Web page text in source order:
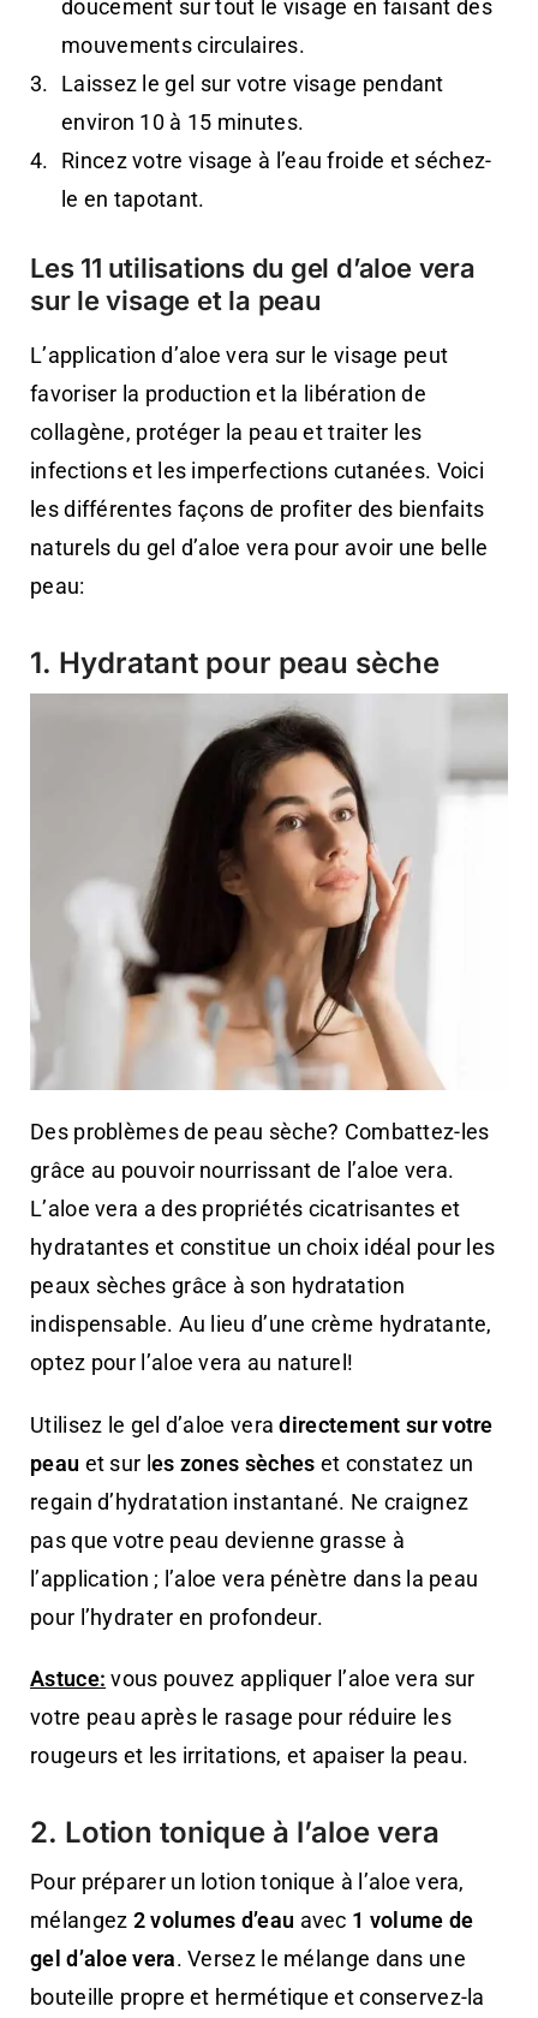
doucement sur tout le visage en faisant des
mouvements circulaires.
Laissez le gel sur votre visage pendant
environ 10 à 15 minutes.
Rincez votre visage à l’eau froide et séchez-
le en tapotant.
Les 11 utilisations du gel d’aloe vera
sur le visage et la peau
L’application d’aloe vera sur le visage peut
favoriser la production et la libération de
collagène, protéger la peau et traiter les
infections et les imperfections cutanées. Voici
les différentes façons de profiter des bienfaits
naturels du gel d’aloe vera pour avoir une belle
peau:
1. Hydratant pour peau sèche
Des problèmes de peau sèche? Combattez-les
grâce au pouvoir nourrissant de l’aloe vera.
L’aloe vera a des propriétés cicatrisantes et
hydratantes et constitue un choix idéal pour les
peaux sèches grâce à son hydratation
indispensable. Au lieu d’une crème hydratante,
optez pour l’aloe vera au naturel!
Utilisez le gel d’aloe veradirectement sur votre
peau et sur les zones sèches et constatez un
regain d’hydratation instantané. Ne craignez
pas que votre peau devienne grasse à
l’application ; l’aloe vera pénètre dans la peau
pour l’hydrater en profondeur.
Astuce: vous pouvez appliquer l’aloe vera sur
votre peau après le rasage pour réduire les
rougeurs et les irritations, et apaiser la peau.
2. Lotion tonique à l’aloe vera
Pour préparer un lotion tonique à l’aloe vera,
mélangez 2 volumes d’eau avec 1 volume de
gel d’aloe vera. Versez le mélange dans une
bouteille propre et hermétique et conservez-la